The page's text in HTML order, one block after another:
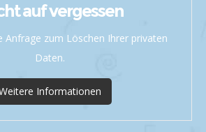
auf vergessen
Anfrage zum Löschen Ihrer privaten
Daten.
Informationen